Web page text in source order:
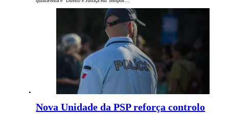
Nova Unidade da PSP reforça controlo